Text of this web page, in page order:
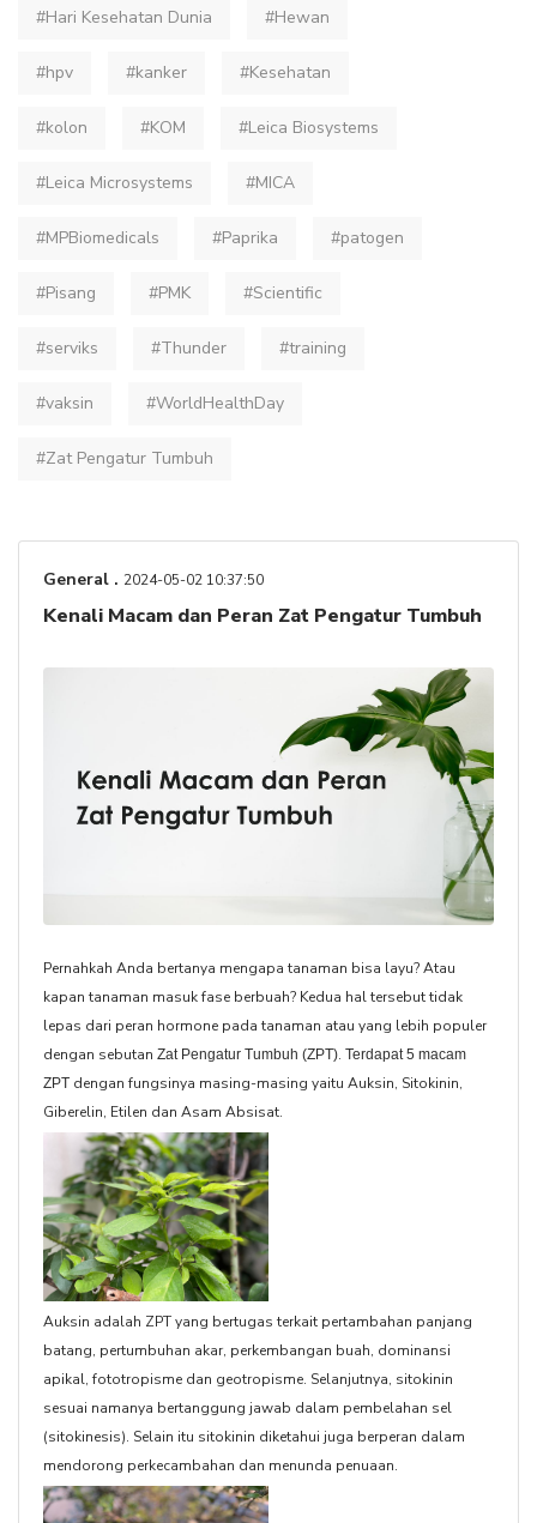
#Hari Kesehatan Dunia #Hewan
#hpv #kanker #Kesehatan
#kolon #KOM #Leica Biosystems
#Leica Microsystems #MICA
#MPBiomedicals #Paprika #patogen
#Pisang #PMK #Scientific
#serviks #Thunder #training
#vaksin #WorldHealthDay
#Zat Pengatur Tumbuh
General . 2024-05-02 10:37:50
Kenali Macam dan Peran Zat Pengatur Tumbuh
Pernahkah Anda bertanya mengapa tanaman bisa layu? Atau
kapan tanaman masuk fase berbuah? Kedua hal tersebut tidak
lepas dari peran hormone pada tanaman atau yang lebih populer
dengan sebutan Zat Pengatur Tumbuh (ZPT). Terdapat 5 macam
ZPT dengan fungsinya masing-masing yaitu Auksin, Sitokinin,
Giberelin, Etilen dan Asam Absisat.
Auksin adalah ZPT yang bertugas terkait pertambahan panjang
batang, pertumbuhan akar, perkembangan buah, dominansi
apikal, fototropisme dan geotropisme. Selanjutnya, sitokinin
sesuai namanya bertanggung jawab dalam pembelahan sel
(sitokinesis). Selain itu sitokinin diketahui juga berperan dalam
mendorong perkecambahan dan menunda penuaan.